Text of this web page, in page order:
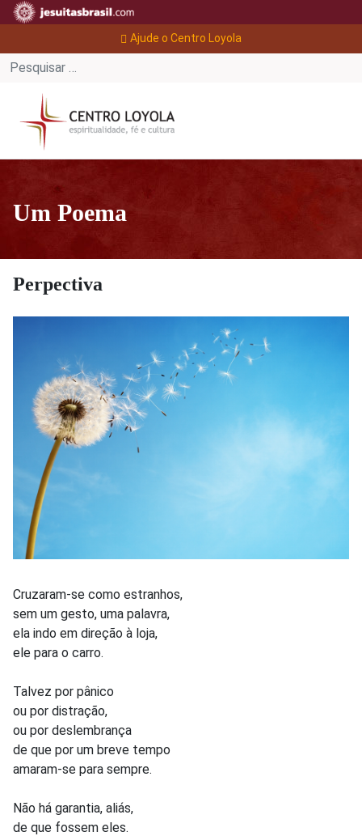
Ajude o Centro Loyola
Um Poema
Perpectiva
Cruzaram-se como estranhos,
sem um gesto, uma palavra,
ela indo em direção à loja,
ele para o carro.
Talvez por pânico
ou por distração,
ou por deslembrança
de que por um breve tempo
amaram-se para sempre.
Não há garantia, aliás,
de que fossem eles.